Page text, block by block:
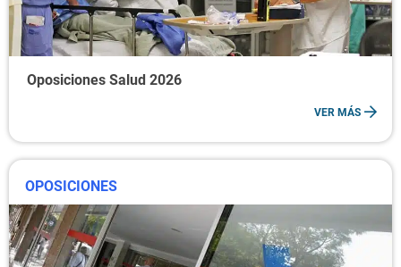
Oposiciones Salud 2026
VER MÁS
OPOSICIONES